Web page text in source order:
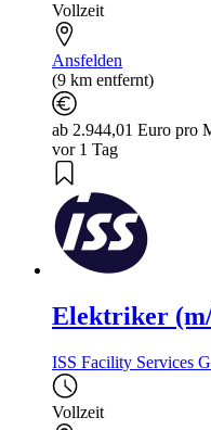
Vollzeit
Ansfelden
(9 km entfernt)
ab 2.944,01 Euro pro
vor 1 Tag
Elektriker
ISS Facility Services
Vollzeit